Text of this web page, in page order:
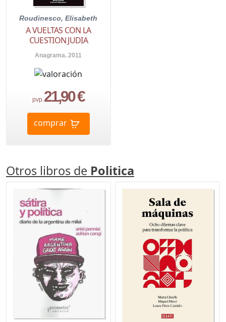
Roudinesco, Elisabeth
A VUELTAS CON LA
CUESTION JUDIA
Anagrama. 2011
pvp. 21,90 €
comprar
Otros libros de Politica